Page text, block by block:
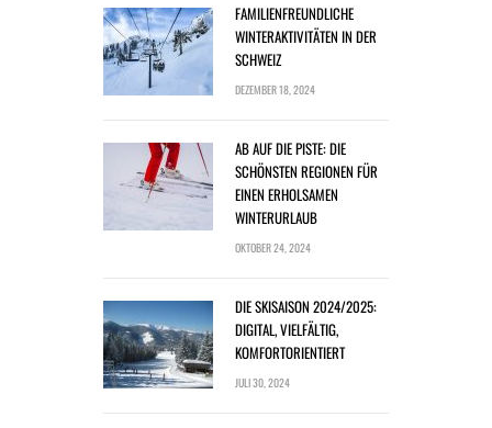
FAMILIENFREUNDLICHE
WINTERAKTIVITÄTEN IN DER
SCHWEIZ
DEZEMBER 18, 2024
AB AUF DIE PISTE: DIE
SCHÖNSTEN REGIONEN FÜR
EINEN ERHOLSAMEN
WINTERURLAUB
OKTOBER 24, 2024
DIE SKISAISON 2024/2025:
DIGITAL, VIELFÄLTIG,
KOMFORTORIENTIERT
JULI 30, 2024